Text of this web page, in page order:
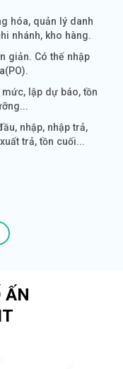
hóa, quản lý danh
nhánh, kho hàng.
giản. Có thế nhập
lập dự báo, tồn
nhập, nhập trả,
trả, tồn cuối...
ẤN